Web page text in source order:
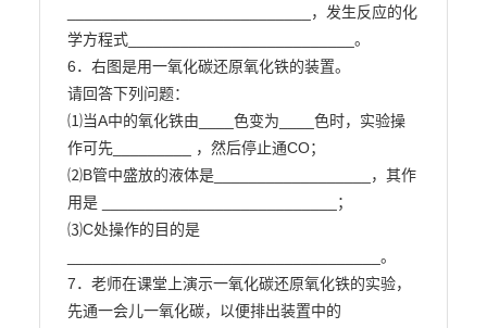
____________________________，发生反应的化
学方程式__________________________。
6．右图是用一氧化碳还原氧化铁的装置。
请回答下列问题：
⑴当A中的氧化铁由____色变为____色时，实验操
作可先_________ ，然后停止通CO；
⑵B管中盛放的液体是__________________，其作
用是 ___________________________；
⑶C处操作的目的是
____________________________________。
7．老师在课堂上演示一氧化碳还原氧化铁的实验，
先通一会儿一氧化碳，以便排出装置中的